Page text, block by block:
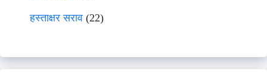
हस्ताक्षर सराव (22)